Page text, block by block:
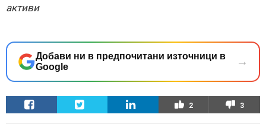
активи
Добави ни в предпочитани източници в
Google
→
2 3